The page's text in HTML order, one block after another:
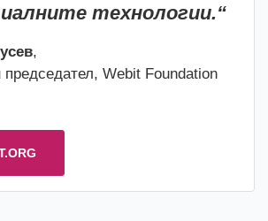
технологии.“
,
Webit Foundation